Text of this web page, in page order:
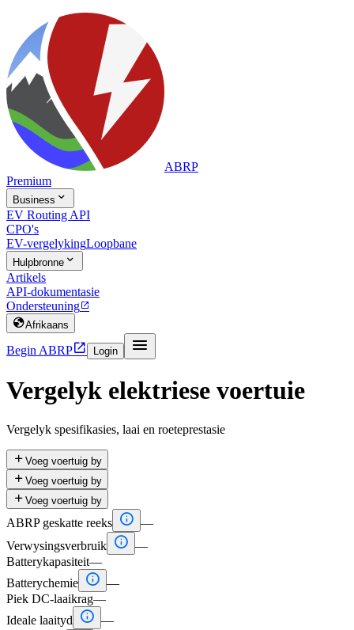
ABRP
Premium
Business 
EV Routing API
CPO's
EV-vergelykingLoopbane
Hulpbronne 
Artikels
API-dokumentasie
Ondersteuning
Afrikaans
Begin ABRP Login 
Vergelyk elektriese voertuie
Vergelyk spesifikasies, laai en roeteprestasie
 Voeg voertuig by
 Voeg voertuig by
 Voeg voertuig by
ABRP geskatte reeks  —
Verwysingsverbruik  —
Batterykapasiteit—
Batterychemie  —
Piek DC-laaikrag—
Ideale laaityd
 —